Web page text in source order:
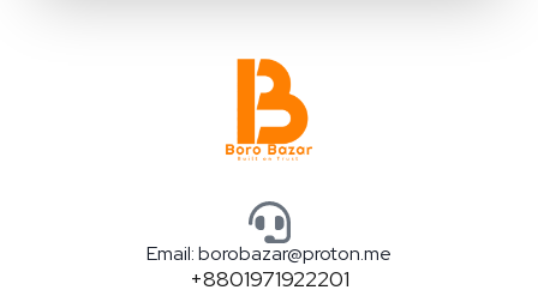
Email: borobazar@proton.me
+8801971922201